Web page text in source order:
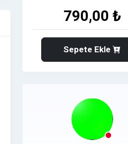
790,00 ₺
Sepete Ekle